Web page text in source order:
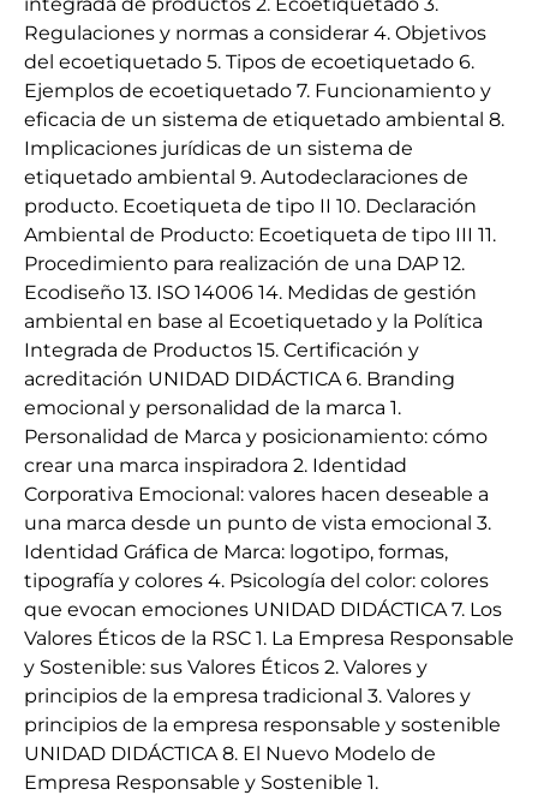
Regulaciones y normas a considerar 4. Objetivos
del ecoetiquetado 5. Tipos de ecoetiquetado 6.
Ejemplos de ecoetiquetado 7. Funcionamiento y
eficacia de un sistema de etiquetado ambiental 8.
Implicaciones jurídicas de un sistema de
etiquetado ambiental 9. Autodeclaraciones de
producto. Ecoetiqueta de tipo II 10. Declaración
Ambiental de Producto: Ecoetiqueta de tipo III 11.
Procedimiento para realización de una DAP 12.
Ecodiseño 13. ISO 14006 14. Medidas de gestión
ambiental en base al Ecoetiquetado y la Política
Integrada de Productos 15. Certificación y
acreditación UNIDAD DIDÁCTICA 6. Branding
emocional y personalidad de la marca 1.
Personalidad de Marca y posicionamiento: cómo
crear una marca inspiradora 2. Identidad
Corporativa Emocional: valores hacen deseable a
una marca desde un punto de vista emocional 3.
Identidad Gráfica de Marca: logotipo, formas,
tipografía y colores 4. Psicología del color: colores
que evocan emociones UNIDAD DIDÁCTICA 7. Los
Valores Éticos de la RSC 1. La Empresa Responsable
y Sostenible: sus Valores Éticos 2. Valores y
principios de la empresa tradicional 3. Valores y
principios de la empresa responsable y sostenible
UNIDAD DIDÁCTICA 8. El Nuevo Modelo de
Empresa Responsable y Sostenible 1.